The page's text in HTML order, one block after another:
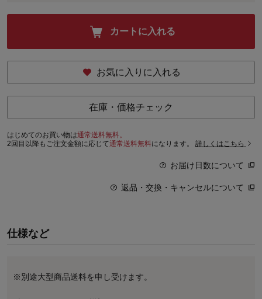
カートに入れる
お気に入りに入れる
在庫・価格チェック
はじめてのお買い物は通常送料無料。
2回目以降もご注文金額に応じて通常送料無料になります。 詳しくはこちら
お届け日数について
返品・交換・キャンセルについて
仕様など
※別途大型商品送料を申し受けます。